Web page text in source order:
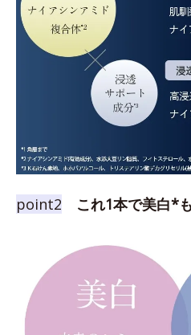
point2 これ1本で美白*